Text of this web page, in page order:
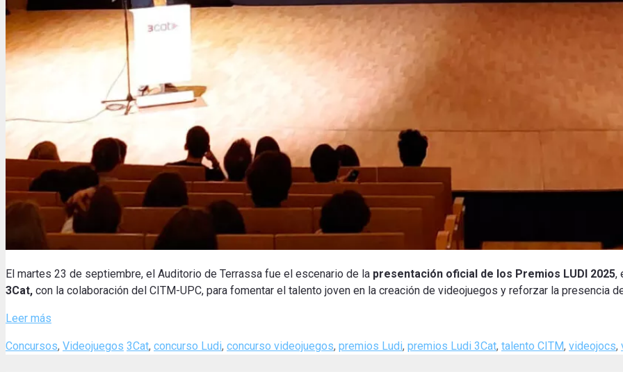
El martes 23 de septiembre, el Auditorio de Terrassa fue el escenario de la presentación oficial de los Premios LUDI 2025,
3Cat, con la colaboración del CITM-UPC, para fomentar el talento joven en la creación de videojuegos y reforzar la presencia
Leer más
Categories
Concursos, Videojuegos Tags
3Cat, concurso Ludi, concurso videojuegos, premios Ludi, premios Ludi 3Cat, talento CITM, videojocs,